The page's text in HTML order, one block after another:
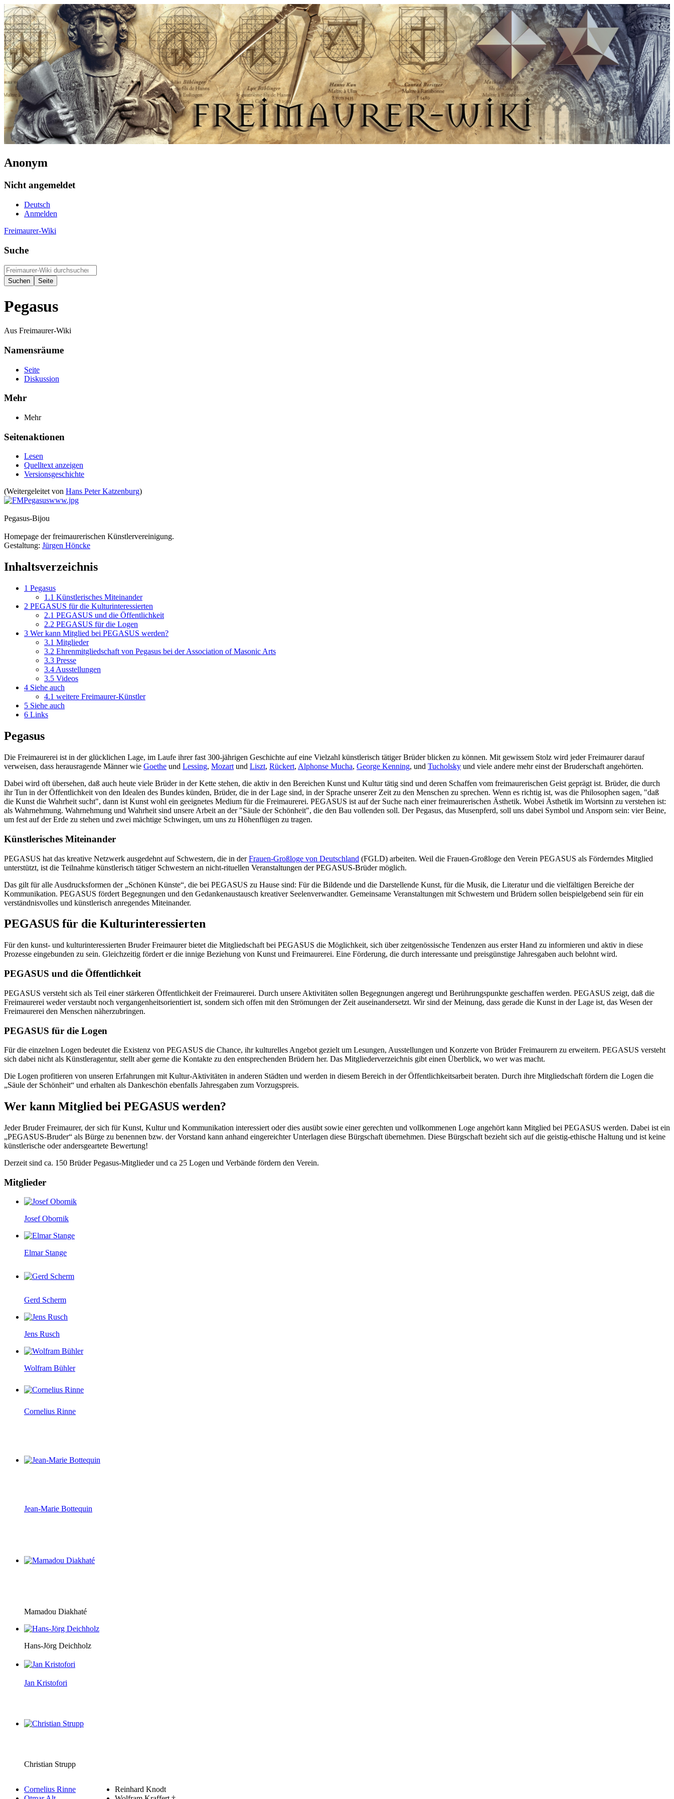
Anonym
Nicht angemeldet
Deutsch
Anmelden
Freimaurer-Wiki
Suche
Pegasus
Aus Freimaurer-Wiki
Namensräume
Seite
Diskussion
Mehr
Mehr
Seitenaktionen
Lesen
Quelltext anzeigen
Versionsgeschichte
(Weitergeleitet von Hans Peter Katzenburg)
Pegasus-Bijou
Homepage der freimaurerischen Künstlervereinigung.
Gestaltung: Jürgen Höncke
Inhaltsverzeichnis
1 Pegasus
1.1 Künstlerisches Miteinander
2 PEGASUS für die Kulturinteressierten
2.1 PEGASUS und die Öffentlichkeit
2.2 PEGASUS für die Logen
3 Wer kann Mitglied bei PEGASUS werden?
3.1 Mitglieder
3.2 Ehrenmitgliedschaft von Pegasus bei der Association of Masonic Arts
3.3 Presse
3.4 Ausstellungen
3.5 Videos
4 Siehe auch
4.1 weitere Freimaurer-Künstler
5 Siehe auch
6 Links
Pegasus
Die Freimaurerei ist in der glücklichen Lage, im Laufe ihrer fast 300-jährigen Geschichte auf eine Vielzahl künstlerisch tätiger Brüder blicken zu können. Mit gewissem Stolz wird jeder Freimaurer darauf
verweisen, dass herausragende Männer wie Goethe und Lessing, Mozart und Liszt, Rückert, Alphonse Mucha, George Kenning, und Tucholsky und viele andere mehr einst der Bruderschaft angehörten.
Dabei wird oft übersehen, daß auch heute viele Brüder in der Kette stehen, die aktiv in den Bereichen Kunst und Kultur tätig sind und deren Schaffen vom freimaurerischen Geist geprägt ist. Brüder, die durch
ihr Tun in der Öffentlichkeit von den Idealen des Bundes künden, Brüder, die in der Lage sind, in der Sprache unserer Zeit zu den Menschen zu sprechen. Wenn es richtig ist, was die Philosophen sagen, "daß
die Kunst die Wahrheit sucht", dann ist Kunst wohl ein geeignetes Medium für die Freimaurerei. PEGASUS ist auf der Suche nach einer freimaurerischen Ästhetik. Wobei Ästhetik im Wortsinn zu verstehen ist:
als Wahrnehmung. Wahrnehmung und Wahrheit sind unsere Arbeit an der "Säule der Schönheit", die den Bau vollenden soll. Der Pegasus, das Musenpferd, soll uns dabei Symbol und Ansporn sein: vier Beine,
um fest auf der Erde zu stehen und zwei mächtige Schwingen, um uns zu Höhenflügen zu tragen.
Künstlerisches Miteinander
PEGASUS hat das kreative Netzwerk ausgedehnt auf Schwestern, die in derFrauen-Großloge von Deutschland (FGLD) arbeiten. Weil die Frauen-Großloge den Verein PEGASUS als Förderndes Mitglied
unterstützt, ist die Teilnahme künstlerisch tätiger Schwestern an nicht-rituellen Veranstaltungen der PEGASUS-Brüder möglich.
Das gilt für alle Ausdrucksformen der „Schönen Künste“, die bei PEGASUS zu Hause sind: Für die Bildende und die Darstellende Kunst, für die Musik, die Literatur und die vielfältigen Bereiche der
Kommunikation. PEGASUS fördert Begegnungen und den Gedankenaustausch kreativer Seelenverwandter. Gemeinsame Veranstaltungen mit Schwestern und Brüdern sollen beispielgebend sein für ein
verständnisvolles und künstlerisch anregendes Miteinander.
PEGASUS für die Kulturinteressierten
Für den kunst- und kulturinteressierten Bruder Freimaurer bietet die Mitgliedschaft bei PEGASUS die Möglichkeit, sich über zeitgenössische Tendenzen aus erster Hand zu informieren und aktiv in diese
Prozesse eingebunden zu sein. Gleichzeitig fördert er die innige Beziehung von Kunst und Freimaurerei. Eine Förderung, die durch interessante und preisgünstige Jahresgaben auch belohnt wird.
PEGASUS und die Öffentlichkeit
PEGASUS versteht sich als Teil einer stärkeren Öffentlichkeit der Freimaurerei. Durch unsere Aktivitäten sollen Begegnungen angeregt und Berührungspunkte geschaffen werden. PEGASUS zeigt, daß die
Freimaurerei weder verstaubt noch vergangenheitsorientiert ist, sondern sich offen mit den Strömungen der Zeit auseinandersetzt. Wir sind der Meinung, dass gerade die Kunst in der Lage ist, das Wesen der
Freimaurerei den Menschen näherzubringen.
PEGASUS für die Logen
Für die einzelnen Logen bedeutet die Existenz von PEGASUS die Chance, ihr kulturelles Angebot gezielt um Lesungen, Ausstellungen und Konzerte von Brüder Freimaurern zu erweitern. PEGASUS versteht
sich dabei nicht als Künstleragentur, stellt aber gerne die Kontakte zu den entsprechenden Brüdern her. Das Mitgliederverzeichnis gibt einen Überblick, wo wer was macht.
Die Logen profitieren von unseren Erfahrungen mit Kultur-Aktivitäten in anderen Städten und werden in diesem Bereich in der Öffentlichkeitsarbeit beraten. Durch ihre Mitgliedschaft fördern die Logen die
„Säule der Schönheit“ und erhalten als Dankeschön ebenfalls Jahresgaben zum Vorzugspreis.
Wer kann Mitglied bei PEGASUS werden?
Jeder Bruder Freimaurer, der sich für Kunst, Kultur und Kommunikation interessiert oder dies ausübt sowie einer gerechten und vollkommenen Loge angehört kann Mitglied bei PEGASUS werden. Dabei ist ein
„PEGASUS-Bruder“ als Bürge zu benennen bzw. der Vorstand kann anhand eingereichter Unterlagen diese Bürgschaft übernehmen. Diese Bürgschaft bezieht sich auf die geistig-ethische Haltung und ist keine
künstlerische oder andersgeartete Bewertung!
Derzeit sind ca. 150 Brüder Pegasus-Mitglieder und ca 25 Logen und Verbände fördern den Verein.
Mitglieder
Josef Obornik
Elmar Stange
Gerd Scherm
Jens Rusch
Wolfram Bühler
Cornelius Rinne
Jean-Marie Bottequin
Mamadou Diakhaté
Hans-Jörg Deichholz
Jan Kristofori
Christian Strupp
Cornelius Rinne
Reinhard Knodt